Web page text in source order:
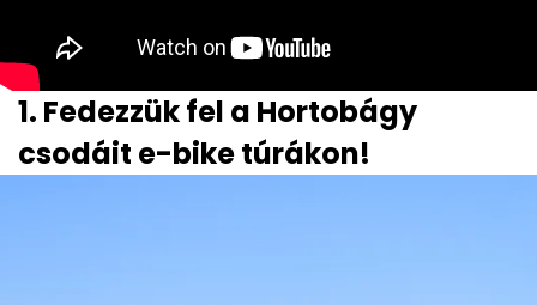
1. Fedezzük fel a Hortobágy
csodáit e-bike túrákon!